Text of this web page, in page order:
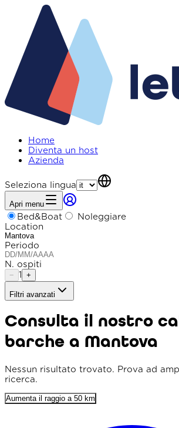
Home
Diventa un host
Azienda
Seleziona lingua
Apri menu
Bed&Boat
Noleggiare
Location
Periodo
N. ospiti
− 1 +
Filtri avanzati
Raggio
Ordina per
Prezzo min. (€)
Prezzo max. (€)
Lunghezza min. (m)
Consulta il nostro
barche a Mantova
Nessun risultato trovato. Prova ad
ricerca.
Aumenta il raggio a 50 km